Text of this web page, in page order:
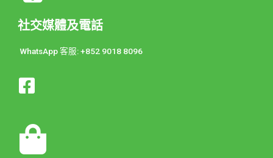
社交媒體及電話
WhatsApp 客服: +852 9018 8096